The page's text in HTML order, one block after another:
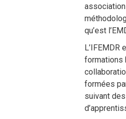
qu’est
formations
formées
suivant